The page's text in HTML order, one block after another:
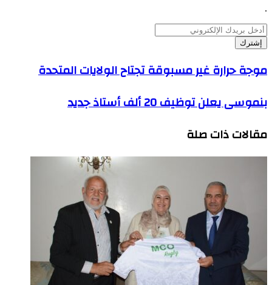
.
أدخل
بريدك
الإلكتروني
حرارة
مسبوقة
تجتاح
المتحدة
موجة حرارة غير مسبوقة تجتاح الولايات المتحدة
بنموسى
يعلن
20
أستاذ
بنموسى يعلن توظيف 20 ألف أستاذ جديد
مقالات ذات صلة